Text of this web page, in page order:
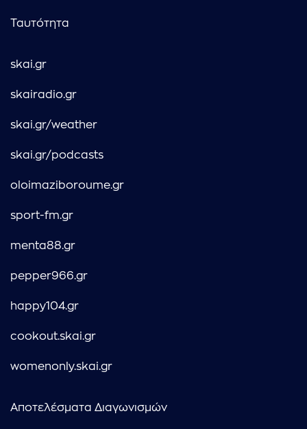
Ταυτότητα
skai.gr
skairadio.gr
skai.gr/weather
skai.gr/podcasts
oloimaziboroume.gr
sport-fm.gr
menta88.gr
pepper966.gr
happy104.gr
cookout.skai.gr
womenonly.skai.gr
Αποτελέσματα Διαγωνισμών